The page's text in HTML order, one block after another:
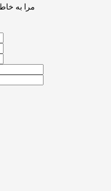
مرا به